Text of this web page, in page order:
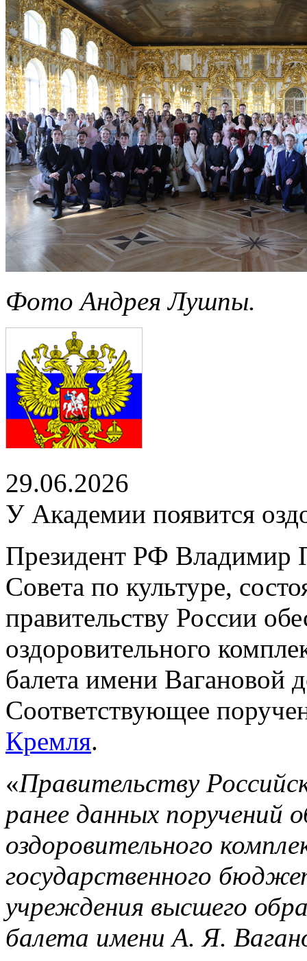
Фото Андрея Лушпы.
29.06.2026
У Академии появится
Президент РФ Владимир
Совета по культуре,
правительству России
оздоровительного
балета имени Вагановой
Соответствующее
Кремля.
«Правительству
ранее данных поручений
оздоровительного
государственного
учреждения высшего
балета имени А. Я.